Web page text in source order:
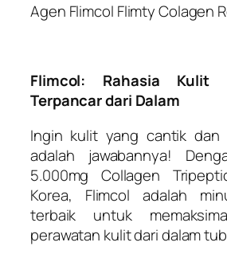
Agen Flimcol Flimty Colagen
Flimcol: Rahasia Kulit
Terpancar dari Dalam
Ingin kulit yang cantik dan
adalah jawabannya!
5.000mg Collagen
Korea, Flimcol adalah
terbaik untuk
perawatan kulit dari dalam